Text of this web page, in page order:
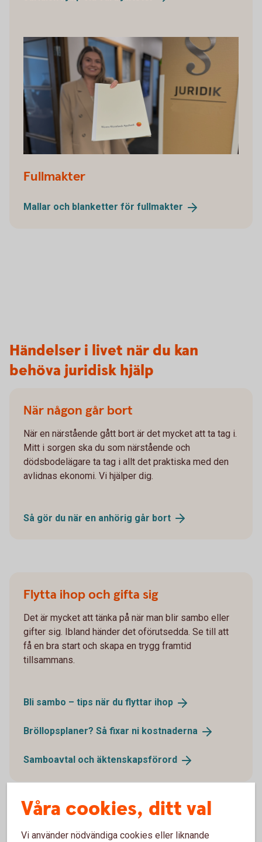
Fullmakter
Mallar och blanketter för fullmakter
Händelser i livet när du kan
behöva juridisk hjälp
När någon går bort
När en närstående gått bort är det mycket att ta tag i.
Mitt i sorgen ska du som närstående och
dödsbodelägare ta tag i allt det praktiska med den
avlidnas ekonomi. Vi hjälper dig.
Så gör du när en anhörig går bort
Flytta ihop och gifta sig
Det är mycket att tänka på när man blir sambo eller
gifter sig. Ibland händer det oförutsedda. Se till att
få en bra start och skapa en trygg framtid
tillsammans.
Bli sambo – tips när du flyttar ihop
Bröllopsplaner? Så fixar ni kostnaderna
Samboavtal och äktenskapsförord
Planera inför framtiden
Våra cookies, ditt val
Vi använder nödvändiga cookies eller liknande